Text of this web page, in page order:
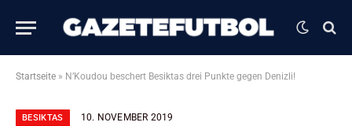
Startseite » N’Koudou beschert Besiktas drei Punkte gegen Denizli!
BESIKTAS 10. NOVEMBER 2019